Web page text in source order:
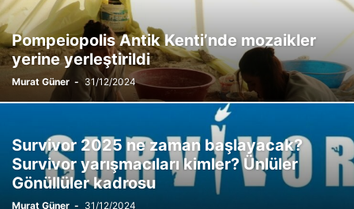
Pompeiopolis Antik Kenti’nde mozaikler
yerine yerleştirildi
Murat Güner - 31/12/2024
Survivor 2025 ne zaman başlayacak?
Survivor yarışmacıları kimler? Ünlüler
Gönüllüler kadrosu
Murat Güner - 31/12/2024